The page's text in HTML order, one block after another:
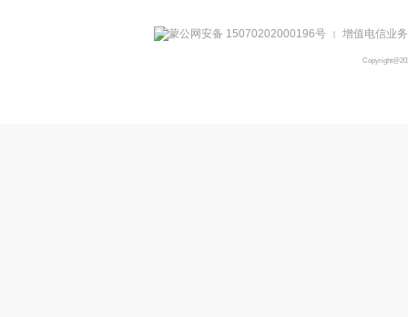
蒙公网安备 15070202000196号 增值电信业